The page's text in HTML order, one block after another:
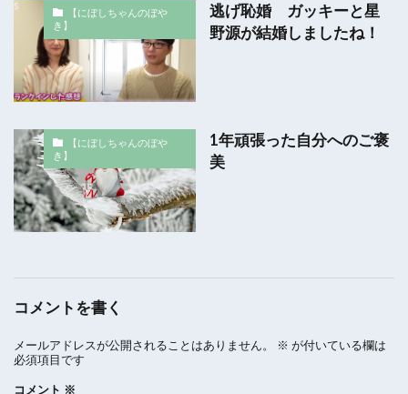
【にぼしちゃんのぼや
き】
逃げ恥婚 ガッキーと星
野源が結婚しましたね！
【にぼしちゃんのぼや
き】
1年頑張った自分へのご褒
美
コメントを書く
メールアドレスが公開されることはありません。 ※ が付いている欄は
必須項目です
コメント ※